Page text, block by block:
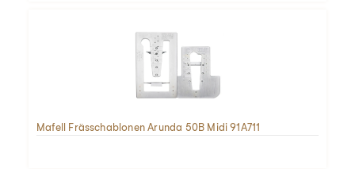
Mafell Frässchablonen Arunda 50B Midi 91A711